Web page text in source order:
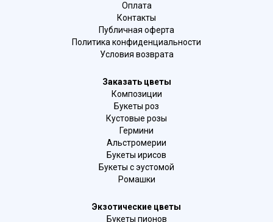
Оплата
Контакты
Публичная оферта
Политика конфиденциальности
Условия возврата
Заказать цветы
Композиции
Букеты роз
Кустовые розы
Гермини
Альстромерии
Букеты ирисов
Букеты с эустомой
Ромашки
Экзотические цветы
Букеты пионов